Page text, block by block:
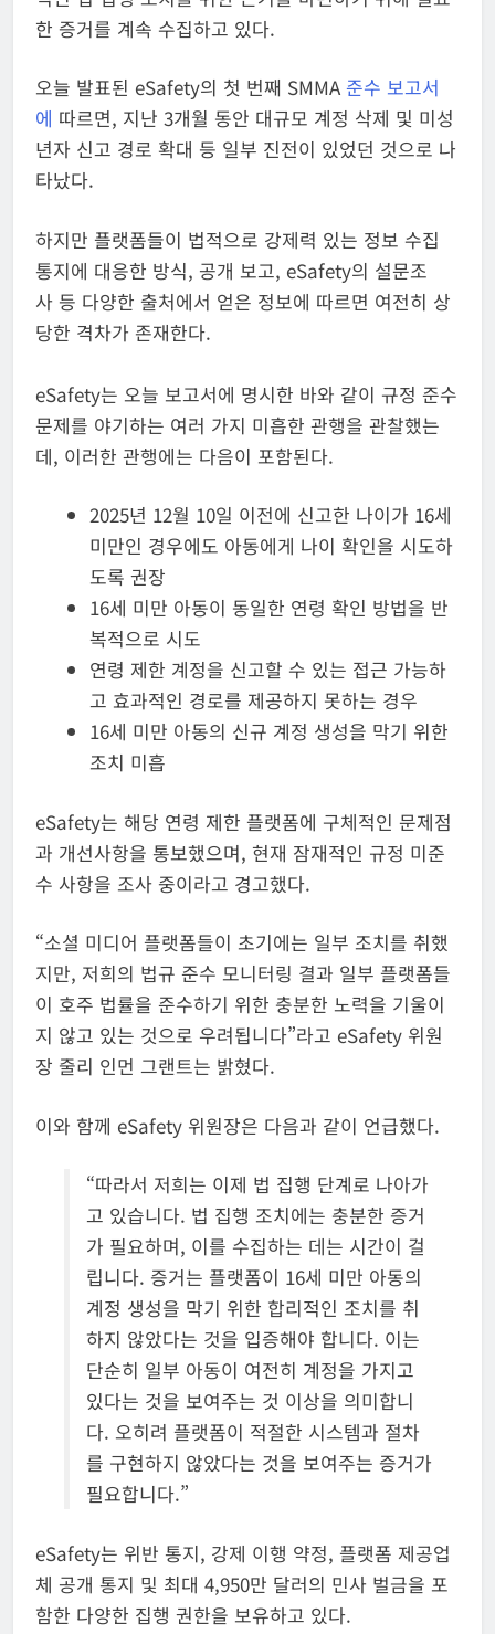
한 증거를 계속 수집하고 있다.
오늘 발표된 eSafety의 첫 번째 SMMA 준수 보고서
에 따르면, 지난 3개월 동안 대규모 계정 삭제 및 미성
년자 신고 경로 확대 등 일부 진전이 있었던 것으로 나
타났다.
하지만 플랫폼들이 법적으로 강제력 있는 정보 수집
통지에 대응한 방식, 공개 보고, eSafety의 설문조
사 등 다양한 출처에서 얻은 정보에 따르면 여전히 상
당한 격차가 존재한다.
eSafety는 오늘 보고서에 명시한 바와 같이 규정 준수
문제를 야기하는 여러 가지 미흡한 관행을 관찰했는
데, 이러한 관행에는 다음이 포함된다.
2025년 12월 10일 이전에 신고한 나이가 16세
미만인 경우에도 아동에게 나이 확인을 시도하
도록 권장
16세 미만 아동이 동일한 연령 확인 방법을 반
복적으로 시도
연령 제한 계정을 신고할 수 있는 접근 가능하
고 효과적인 경로를 제공하지 못하는 경우
16세 미만 아동의 신규 계정 생성을 막기 위한
조치 미흡
eSafety는 해당 연령 제한 플랫폼에 구체적인 문제점
과 개선사항을 통보했으며, 현재 잠재적인 규정 미준
수 사항을 조사 중이라고 경고했다.
“소셜 미디어 플랫폼들이 초기에는 일부 조치를 취했
지만, 저희의 법규 준수 모니터링 결과 일부 플랫폼들
이 호주 법률을 준수하기 위한 충분한 노력을 기울이
지 않고 있는 것으로 우려됩니다”라고 eSafety 위원
장 줄리 인먼 그랜트는 밝혔다.
이와 함께 eSafety 위원장은 다음과 같이 언급했다.
“따라서 저희는 이제 법 집행 단계로 나아가
고 있습니다. 법 집행 조치에는 충분한 증거
가 필요하며, 이를 수집하는 데는 시간이 걸
립니다. 증거는 플랫폼이 16세 미만 아동의
계정 생성을 막기 위한 합리적인 조치를 취
하지 않았다는 것을 입증해야 합니다. 이는
단순히 일부 아동이 여전히 계정을 가지고
있다는 것을 보여주는 것 이상을 의미합니
다. 오히려 플랫폼이 적절한 시스템과 절차
를 구현하지 않았다는 것을 보여주는 증거가
필요합니다.”
eSafety는 위반 통지, 강제 이행 약정, 플랫폼 제공업
체 공개 통지 및 최대 4,950만 달러의 민사 벌금을 포
함한 다양한 집행 권한을 보유하고 있다.